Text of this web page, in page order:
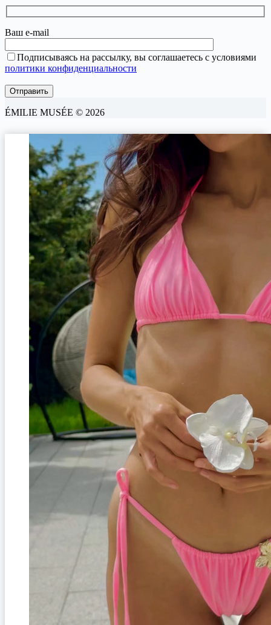
Ваш e-mail
Подписываясь на рассылку, вы соглашаетесь с условиями
политики конфиденциальности
ÉMILIE MUSÉE © 2026